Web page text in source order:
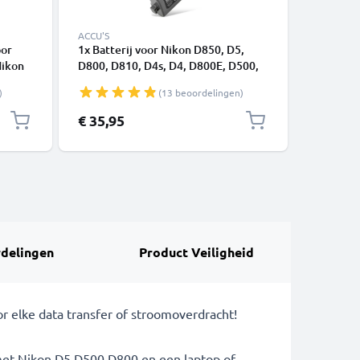
S,
ACCU'S
1x Batterij voor Nikon D850, D5,
D800, D810, D4s, D4, D800E, D500,
EL18a Accu (2600mAh, 10.8V) van
subtel
(13 beoordelingen)
€ 35,95
Product Veiligheid
elke data transfer of stroomoverdracht!